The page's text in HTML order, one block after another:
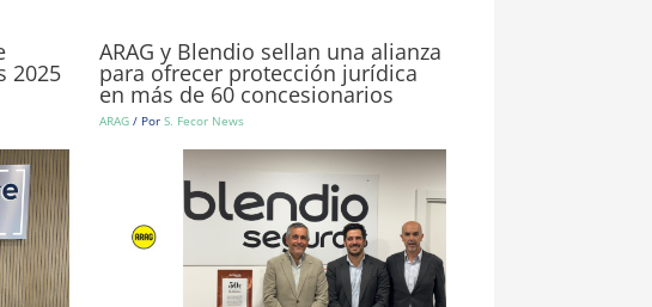
2025
ARAG y Blendio sellan una alianza
para ofrecer protección jurídica
en más de 60 concesionarios
ARAG / Por S. Fecor News